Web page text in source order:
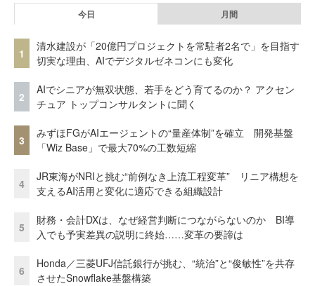
今日 月間
1
清水建設が「20億円プロジェクトを常駐者2名で」を目指す
切実な理由、AIでデジタルゼネコンにも変化
2
AIでシニアが無双状態、若手をどう育てるのか？ アクセン
チュア トップコンサルタントに聞く
3
みずほFGがAIエージェントの“量産体制”を確立 開発基盤
「Wiz Base」で最大70%の工数短縮
4
JR東海がNRIと挑む“前例なき上流工程変革” リニア構想を
支えるAI活用と変化に適応できる組織設計
5
財務・会計DXは、なぜ経営判断につながらないのか BI導
入でも予実差異の説明に終始……変革の要諦は
6
Honda／三菱UFJ信託銀行が挑む、“統治”と“俊敏性”を共存
させたSnowflake基盤構築